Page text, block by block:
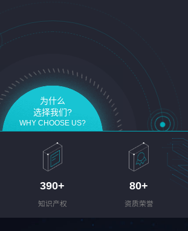
为什么
选择我们?
WHY CHOOSE US?
390+
知识产权
80+
资质荣誉